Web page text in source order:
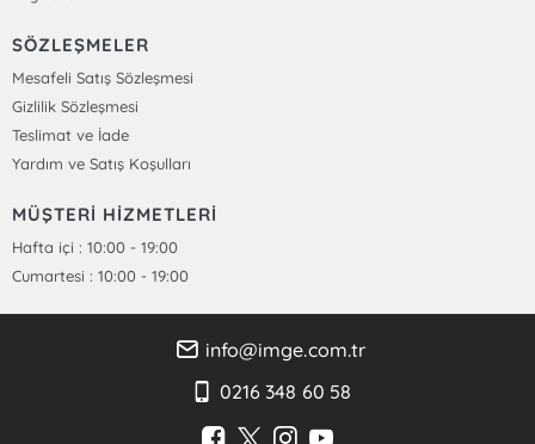
SÖZLEŞMELER
Mesafeli Satış Sözleşmesi
Gizlilik Sözleşmesi
Teslimat ve İade
Yardım ve Satış Koşulları
MÜŞTERİ HİZMETLERİ
Hafta içi : 10:00 - 19:00
Cumartesi : 10:00 - 19:00
info@imge.com.tr
0216 348 60 58